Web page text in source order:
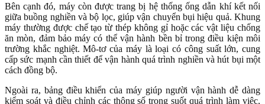
Bên cạnh đó, máy còn được trang bị hệ thống ống dẫn khí kết nối
giữa buồng nghiền và bộ lọc, giúp vận chuyển bụi hiệu quả. Khung
máy thường được chế tạo từ thép không gỉ hoặc các vật liệu chống
ăn mòn, đảm bảo máy có thể vận hành bền bỉ trong điều kiện môi
trường khắc nghiệt. Mô-tơ của máy là loại có công suất lớn, cung
cấp sức mạnh cần thiết để vận hành quá trình nghiền và hút bụi một
cách đồng bộ.
Ngoài ra, bảng điều khiển của máy giúp người vận hành dễ dàng
kiểm soát và điều chỉnh các thông số trong suốt quá trình làm việc,